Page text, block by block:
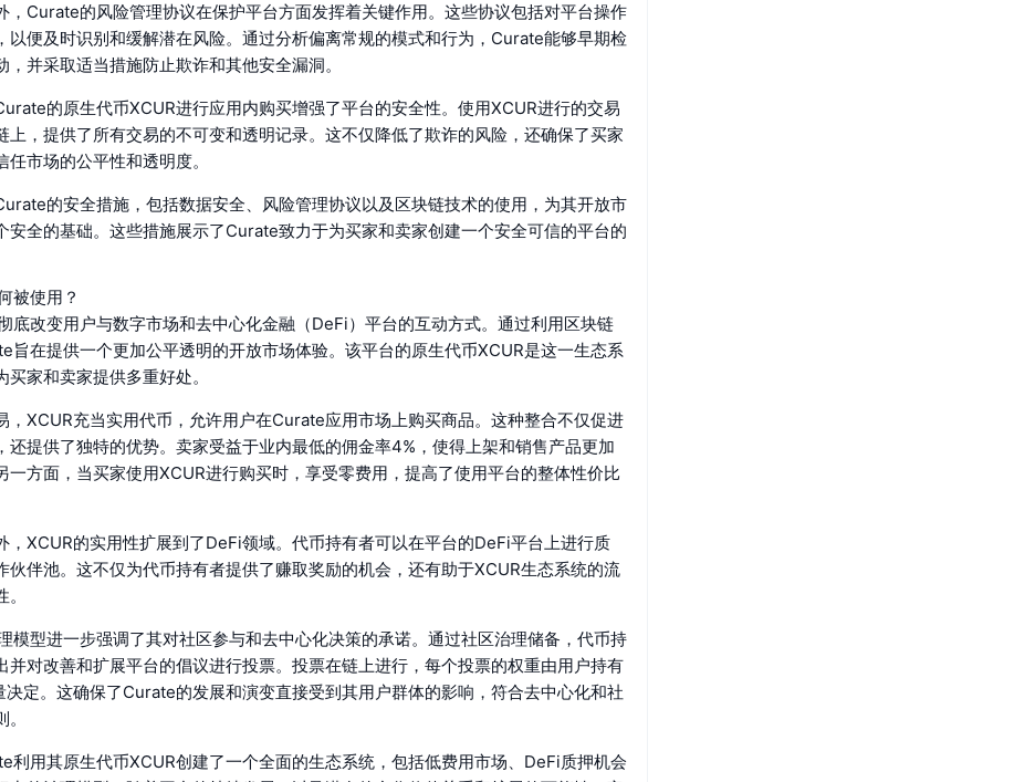
，Curate的风险管理协议在保护平台方面发挥着关键作用。这些协议包括对平台操作
以便及时识别和缓解潜在风险。通过分析偏离常规的模式和行为，Curate能够早期检
，并采取适当措施防止欺诈和其他安全漏洞。
的原生代币XCUR进行应用内购买增强了平台的安全性。使用XCUR进行的交易
上，提供了所有交易的不可变和透明记录。这不仅降低了欺诈的风险，还确保了买家
任市场的公平性和透明度。
的安全措施，包括数据安全、风险管理协议以及区块链技术的使用，为其开放市
安全的基础。这些措施展示了Curate致力于为买家和卖家创建一个安全可信的平台的
被使用？
底改变用户与数字市场和去中心化金融（DeFi）平台的互动方式。通过利用区块链
旨在提供一个更加公平透明的开放市场体验。该平台的原生代币XCUR是这一生态系
买家和卖家提供多重好处。
，XCUR充当实用代币，允许用户在Curate应用市场上购买商品。这种整合不仅促进
还提供了独特的优势。卖家受益于业内最低的佣金率4%，使得上架和销售产品更加
一方面，当买家使用XCUR进行购买时，享受零费用，提高了使用平台的整体性价比
，XCUR的实用性扩展到了DeFi领域。代币持有者可以在平台的DeFi平台上进行质
伙伴池。这不仅为代币持有者提供了赚取奖励的机会，还有助于XCUR生态系统的流
模型进一步强调了其对社区参与和去中心化决策的承诺。通过社区治理储备，代币持
并对改善和扩展平台的倡议进行投票。投票在链上进行，每个投票的权重由用户持有
决定。这确保了Curate的发展和演变直接受到其用户群体的影响，符合去中心化和社
利用其原生代币XCUR创建了一个全面的生态系统，包括低费用市场、DeFi质押机会